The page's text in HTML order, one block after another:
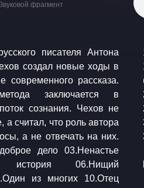
фрагмент
писателя Антона
современного рассказа.
заключается в
сознания. Чехов не
считал, что роль автора
а не отвечать на них.
дело 03.Ненастье
история 06.Нищий
из многих 10.Отец
(Путевый набросок)
госпожи NN
24.Скорая помощь
28.Тайна 29.Темнота
33.Хороший конец